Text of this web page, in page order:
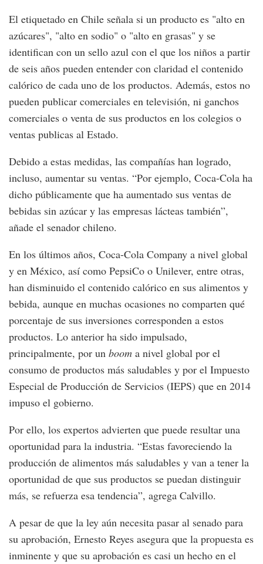
El etiquetado en Chile señala si un producto es "alto en
azúcares", "alto en sodio" o "alto en grasas" y se
identifican con un sello azul con el que los niños a partir
de seis años pueden entender con claridad el contenido
calórico de cada uno de los productos. Además, estos no
pueden publicar comerciales en televisión, ni ganchos
comerciales o venta de sus productos en los colegios o
ventas publicas al Estado.
Debido a estas medidas, las compañías han logrado,
incluso, aumentar su ventas. “Por ejemplo, Coca-Cola ha
dicho públicamente que ha aumentado sus ventas de
bebidas sin azúcar y las empresas lácteas también”,
añade el senador chileno.
En los últimos años, Coca-Cola Company a nivel global
y en México, así como PepsiCo o Unilever, entre otras,
han disminuido el contenido calórico en sus alimentos y
bebida, aunque en muchas ocasiones no comparten qué
porcentaje de sus inversiones corresponden a estos
productos. Lo anterior ha sido impulsado,
principalmente, por un boom a nivel global por el
consumo de productos más saludables y por el Impuesto
Especial de Producción de Servicios (IEPS) que en 2014
impuso el gobierno.
Por ello, los expertos advierten que puede resultar una
oportunidad para la industria. “Estas favoreciendo la
producción de alimentos más saludables y van a tener la
oportunidad de que sus productos se puedan distinguir
más, se refuerza esa tendencia”, agrega Calvillo.
A pesar de que la ley aún necesita pasar al senado para
su aprobación, Ernesto Reyes asegura que la propuesta es
inminente y que su aprobación es casi un hecho en el